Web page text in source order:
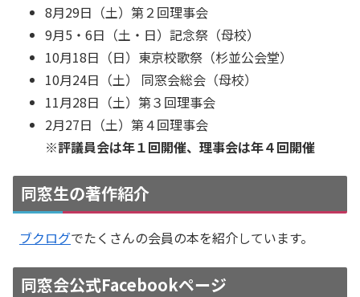
8月29日（土）第２回理事会
9月5・6日（土・日）記念祭（母校）
10月18日（日）東京校歌祭（杉並公会堂）
10月24日（土） 同窓会総会（母校）
11月28日（土）第３回理事会
2月27日（土）第４回理事会
※評議員会は年１回開催、理事会は年４回開催
同窓生の著作紹介
ブクログでたくさんの会員の本を紹介しています。
同窓会公式Facebookページ